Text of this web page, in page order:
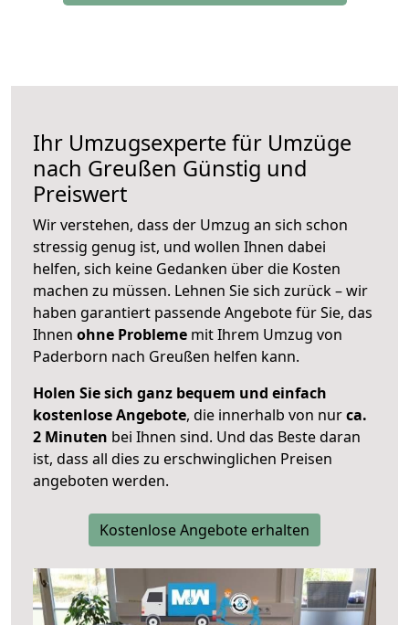
Ihr Umzugsexperte für Umzüge
nach Greußen Günstig und
Preiswert
Wir verstehen, dass der Umzug an sich schon
stressig genug ist, und wollen Ihnen dabei
helfen, sich keine Gedanken über die Kosten
machen zu müssen. Lehnen Sie sich zurück – wir
haben garantiert passende Angebote für Sie, das
Ihnen ohne Probleme mit Ihrem Umzug von
Paderborn nach Greußen helfen kann.
Holen Sie sich ganz bequem und einfach
kostenlose Angebote, die innerhalb von nurca.
2 Minuten bei Ihnen sind. Und das Beste daran
ist, dass all dies zu erschwinglichen Preisen
angeboten werden.
Kostenlose Angebote erhalten